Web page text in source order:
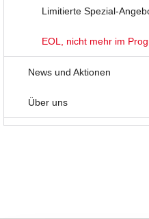
Limitierte Spezial-
EOL, nicht mehr im
News und Aktionen
Über uns